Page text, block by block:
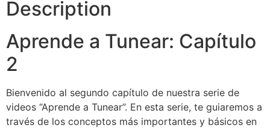
Description
Aprende a Tunear: Capítulo
2
Bienvenido al segundo capítulo de nuestra serie de
videos “Aprende a Tunear”. En esta serie, te guiaremos a
través de los conceptos más importantes y básicos en